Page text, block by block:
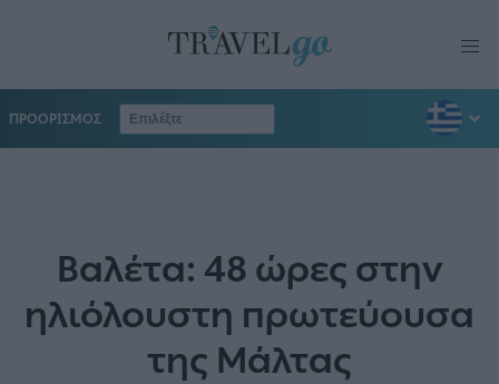
ΠΡΟΟΡΙΣΜΟΣ
Βαλέτα: 48 ώρες στην
ηλιόλουστη πρωτεύουσα
της Μάλτας